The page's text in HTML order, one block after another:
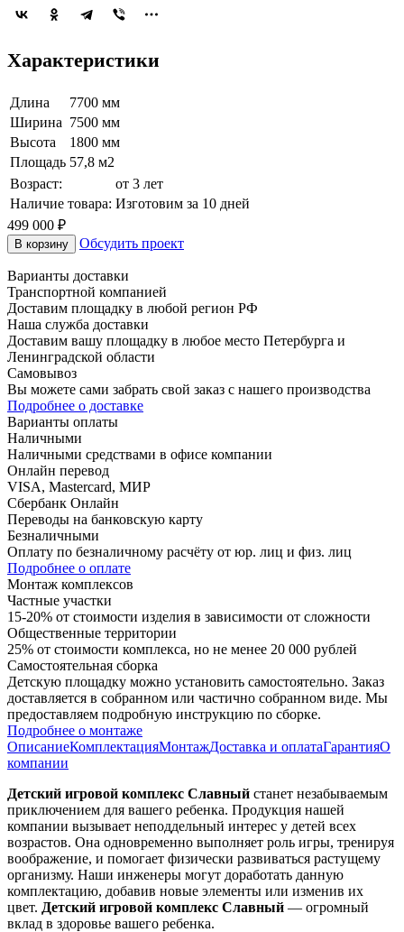
Характеристики
Длина
7700 мм
Ширина 7500 мм
Высота
1800 мм
Площадь 57,8 м2
Возраст:
от 3 лет
Наличие товара: Изготовим за 10 дней
499 000 ₽
В корзину Обсудить проект
Варианты доставки
Транспортной компанией
Доставим площадку в любой регион РФ
Наша служба доставки
Доставим вашу площадку в любое место Петербурга и
Ленинградской области
Самовывоз
Вы можете сами забрать свой заказ с нашего производства
Подробнее о доставке
Варианты оплаты
Наличными
Наличными средствами в офисе компании
Онлайн перевод
VISA, Mastercard, МИР
Сбербанк Онлайн
Переводы на банковскую карту
Безналичными
Оплату по безналичному расчёту от юр. лиц и физ. лиц
Подробнее о оплате
Монтаж комплексов
Частные участки
15-20% от стоимости изделия в зависимости от сложности
Общественные территории
25% от стоимости комплекса, но не менее 20 000 рублей
Самостоятельная сборка
Детскую площадку можно установить самостоятельно. Заказ
доставляется в собранном или частично собранном виде. Мы
предоставляем подробную инструкцию по сборке.
Подробнее о монтаже
ОписаниеКомплектацияМонтажДоставка и оплатаГарантияО
компании
Детский игровой комплекс Славный станет незабываемым
приключением для вашего ребенка. Продукция нашей
компании вызывает неподдельный интерес у детей всех
возрастов. Она одновременно выполняет роль игры, тренируя
воображение, и помогает физически развиваться растущему
организму. Наши инженеры могут доработать данную
комплектацию, добавив новые элементы или изменив их
цвет. Детский игровой комплекс Славный — огромный
вклад в здоровье вашего ребенка.